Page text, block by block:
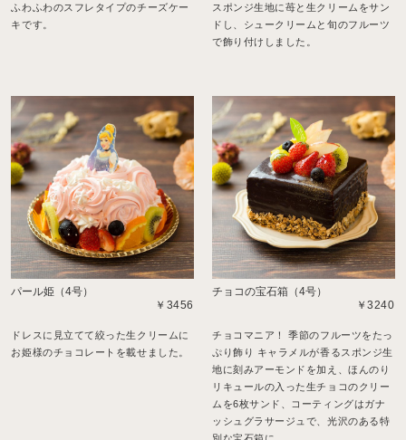
ふわふわのスフレタイプのチーズケー
キです。
スポンジ生地に苺と生クリームをサン
ドし、シュークリームと旬のフルーツ
で飾り付けしました。
パール姫（4号）
￥3456
ドレスに見立てて絞った生クリームに
お姫様のチョコレートを載せました。
チョコの宝石箱（4号）
￥3240
チョコマニア！ 季節のフルーツをたっ
ぷり飾り キャラメルが香るスポンジ生
地に刻みアーモンドを加え、ほんのり
リキュールの入った生チョコのクリー
ムを6枚サンド、コーティングはガナ
ッシュグラサージュで、光沢のある特